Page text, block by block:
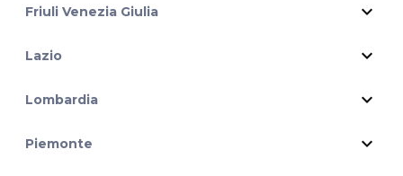
Friuli Venezia Giulia expand_more
Lazio expand_more
Lombardia expand_more
Piemonte expand_more